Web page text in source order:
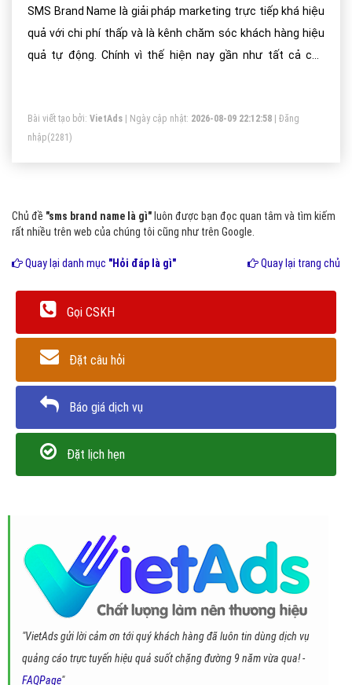
SMS Brand Name là giải pháp marketing trực tiếp khá hiệu
quả với chi phí thấp và là kênh chăm sóc khách hàng hiệu
quả tự động. Chính vì thế hiện nay gần như tất cả các
Bài viết tạo bởi: VietAds | Ngày cập nhật: 2026-08-09 22:12:58
Đăng
nhập(2281)
Chủ đề "sms brand name là gì" luôn được bạn đọc quan tâm và tìm kiếm
rất nhiều trên web của chúng tôi cũng như trên Google.
Quay lại danh mục "Hỏi đáp là gì" Quay lại trang chủ
Gọi CSKH
Đặt câu hỏi
Báo giá dịch vụ
Đặt lịch hẹn
"VietAds gửi lời cảm ơn tới quý khách hàng đã luôn tin dùng dịch vụ
quảng cáo trực tuyến hiệu quả suốt chặng đường 9 năm vừa qua! -
FAQPage"